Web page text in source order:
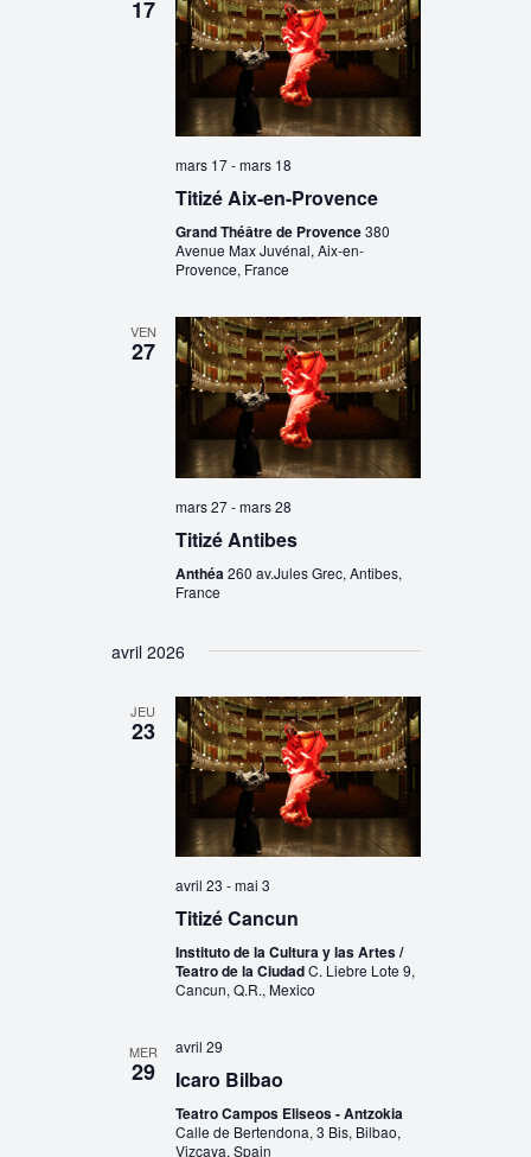
17
mars 17-mars 18
Titizé Aix-en-Provence
Grand Théâtre de Provence380
Avenue Max Juvénal, Aix-en-
Provence, France
VEN
27
mars 27-mars 28
Titizé Antibes
Anthéa 260 av.Jules Grec, Antibes,
France
avril 2026
JEU
23
avril 23 -mai 3
Titizé Cancun
Instituto de la Cultura y las Artes /
Teatro de la CiudadC. Liebre Lote 9,
Cancun, Q.R., Mexico
MER
29
avril 29
Icaro Bilbao
Teatro Campos Eliseos - Antzokia
Calle de Bertendona, 3 Bis, Bilbao,
Vizcaya, Spain